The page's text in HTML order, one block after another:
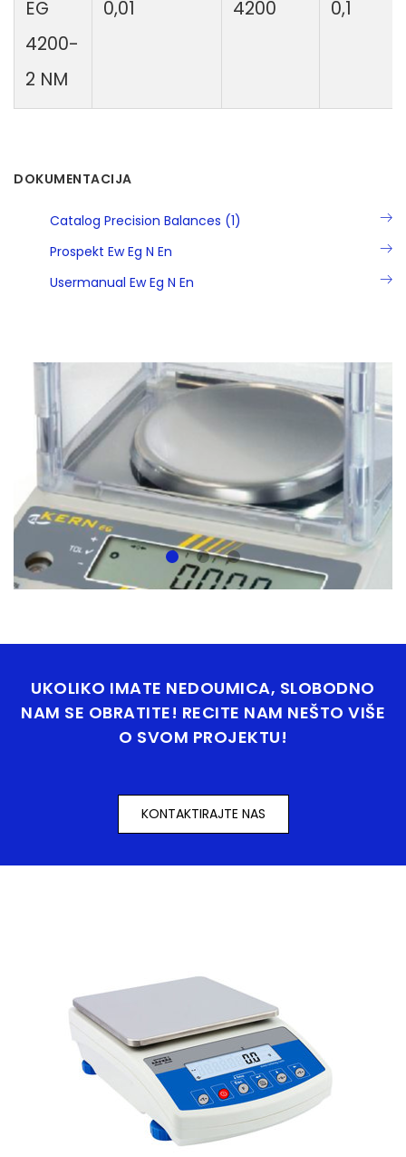
EG
4200-
2 NM
0,01 4200 0,1
DOKUMENTACIJA
Catalog Precision Balances (1)
Prospekt Ew Eg N En
Usermanual Ew Eg N En
UKOLIKO IMATE NEDOUMICA, SLOBODNO
NAM SE OBRATITE! RECITE NAM NEŠTO VIŠE
O SVOM PROJEKTU!
KONTAKTIRAJTE NAS